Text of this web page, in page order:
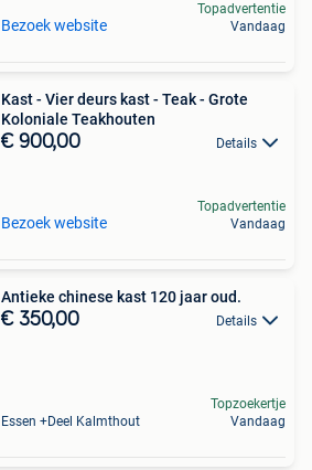
Bezoek website
Topadvertentie
Vandaag
Kast - Vier deurs kast - Teak - Grote
Koloniale Teakhouten
€ 900,00 Details
Bezoek website
Topadvertentie
Vandaag
Antieke chinese kast 120 jaar oud.
€ 350,00 Details
Essen +Deel Kalmthout
Topzoekertje
Vandaag